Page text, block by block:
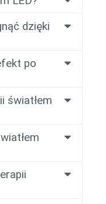
dzięki
po
światłem